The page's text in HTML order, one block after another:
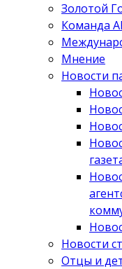
Золотой
Команда
Мнение
Новости
Новости
Отцы и